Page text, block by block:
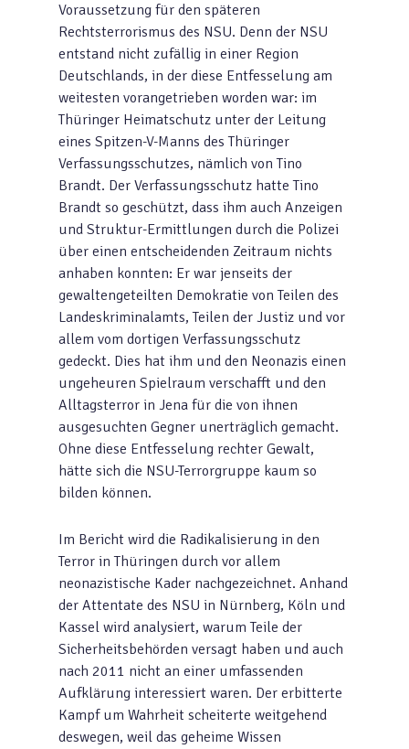
Voraussetzung für den späteren
Rechtsterrorismus des NSU. Denn der NSU
entstand nicht zufällig in einer Region
Deutschlands, in der diese Entfesselung am
weitesten vorangetrieben worden war: im
Thüringer Heimatschutz unter der Leitung
eines Spitzen-V-Manns des Thüringer
Verfassungsschutzes, nämlich von Tino
Brandt. Der Verfassungsschutz hatte Tino
Brandt so geschützt, dass ihm auch Anzeigen
und Struktur-Ermittlungen durch die Polizei
über einen entscheidenden Zeitraum nichts
anhaben konnten: Er war jenseits der
gewaltengeteilten Demokratie von Teilen des
Landeskriminalamts, Teilen der Justiz und vor
allem vom dortigen Verfassungsschutz
gedeckt. Dies hat ihm und den Neonazis einen
ungeheuren Spielraum verschafft und den
Alltagsterror in Jena für die von ihnen
ausgesuchten Gegner unerträglich gemacht.
Ohne diese Entfesselung rechter Gewalt,
hätte sich die NSU-Terrorgruppe kaum so
bilden können.
Im Bericht wird die Radikalisierung in den
Terror in Thüringen durch vor allem
neonazistische Kader nachgezeichnet. Anhand
der Attentate des NSU in Nürnberg, Köln und
Kassel wird analysiert, warum Teile der
Sicherheitsbehörden versagt haben und auch
nach 2011 nicht an einer umfassenden
Aufklärung interessiert waren. Der erbitterte
Kampf um Wahrheit scheiterte weitgehend
deswegen, weil das geheime Wissen